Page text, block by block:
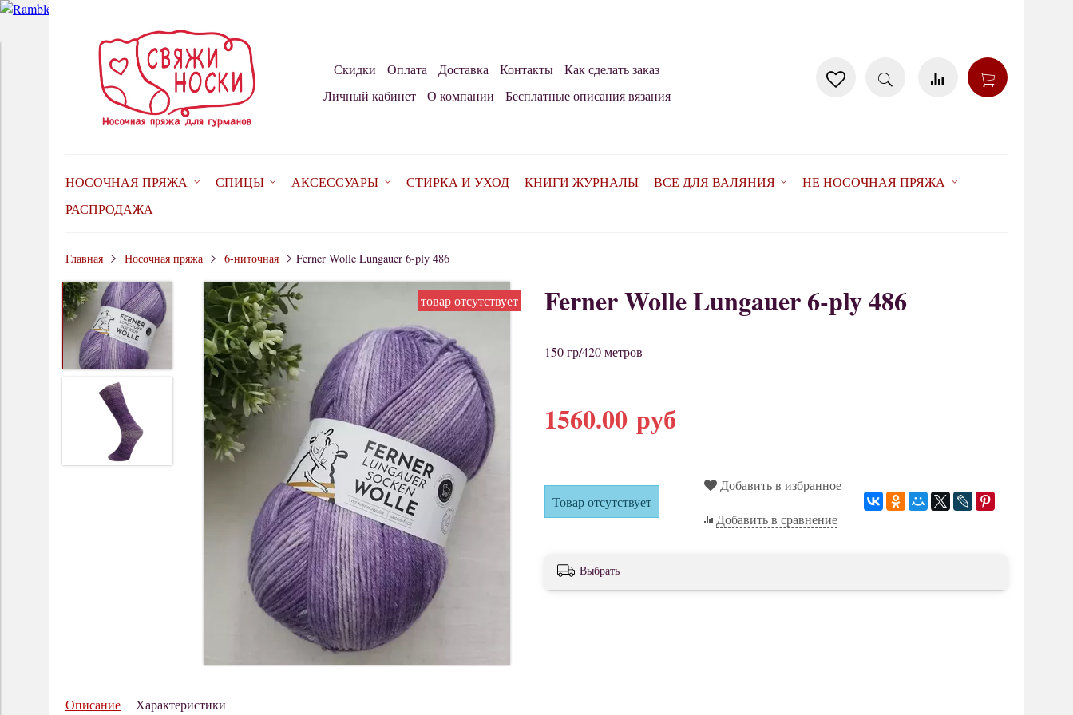
Скидки Оплата Доставка Контакты
Как сделать заказ
Личный кабинет
О компании Бесплатные описания вязания
НОСОЧНАЯ ПРЯЖА СПИЦЫ АКСЕССУАРЫ СТИРКА И УХОД КНИГИ ЖУРНАЛЫ ВСЕ ДЛЯ ВАЛЯНИЯ
НЕ НОСОЧНАЯ ПРЯЖА
РАСПРОДАЖА
Главная Носочная пряжа 6-ниточная Ferner Wolle Lungauer 6-ply 486
товар отсутствует товар отсутствует
Ferner Wolle Lungauer 6-ply 486
150 гр/420 метров
1560.00 руб
Товар отсутствует
Добавить в избранное
Добавить в сравнение
Выбрать
Описание Характеристики